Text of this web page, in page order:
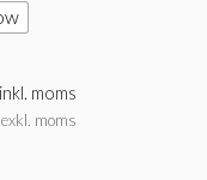
inkl. moms
exkl. moms